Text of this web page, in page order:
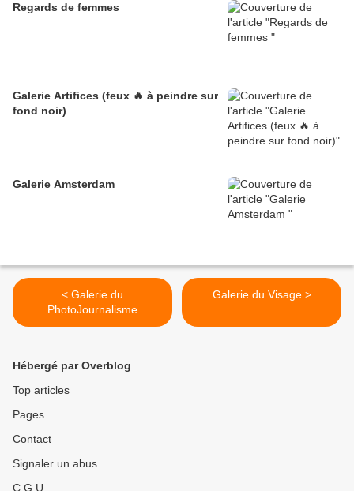
Regards de femmes
Galerie Artifices (feux 🔥 à peindre sur
fond noir)
Galerie Amsterdam
< Galerie du
PhotoJournalisme
Galerie du Visage >
Hébergé par Overblog
Top articles
Pages
Contact
Signaler un abus
C.G.U.